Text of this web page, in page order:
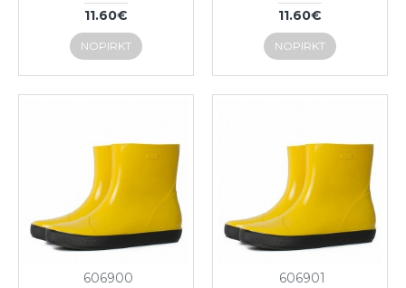
11.60€
NOPIRKT
11.60€
NOPIRKT
606900 606901